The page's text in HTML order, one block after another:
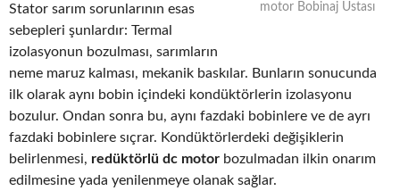
motor Bobinaj Ustası
Stator sarım sorunlarının esas
sebepleri şunlardır: Termal
izolasyonun bozulması, sarımların
neme maruz kalması, mekanik baskılar. Bunların sonucunda
ilk olarak aynı bobin içindeki kondüktörlerin izolasyonu
bozulur. Ondan sonra bu, aynı fazdaki bobinlere ve de ayrı
fazdaki bobinlere sıçrar. Kondüktörlerdeki değişiklerin
belirlenmesi, redüktörlü dc motor bozulmadan ilkin onarım
edilmesine yada yenilenmeye olanak sağlar.